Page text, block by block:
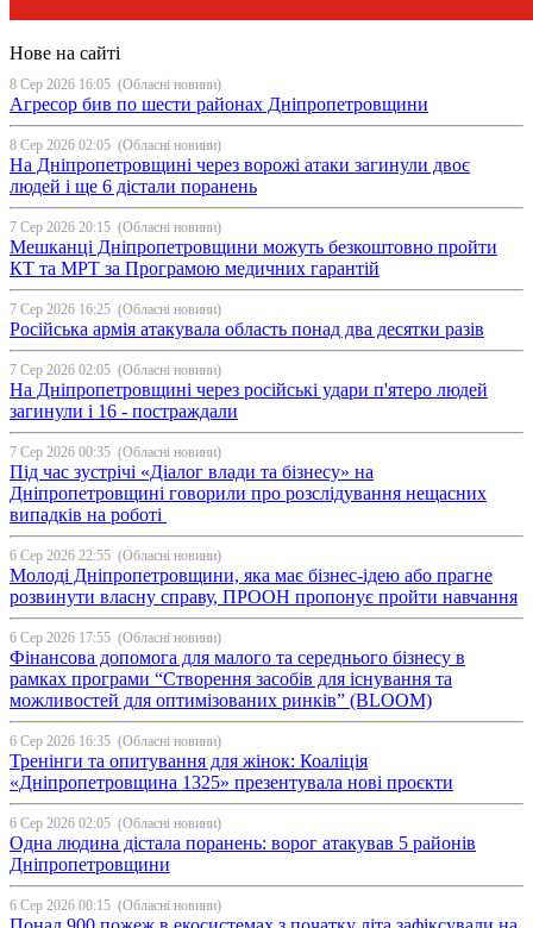
Нове на сайті
8 Сер 2026 16:05 (Обласні новини)
Агресор бив по шести районах Дніпропетровщини
8 Сер 2026 02:05 (Обласні новини)
На Дніпропетровщині через ворожі атаки загинули двоє
людей і ще 6 дістали поранень
7 Сер 2026 20:15 (Обласні новини)
Мешканці Дніпропетровщини можуть безкоштовно пройти
КТ та МРТ за Програмою медичних гарантій
7 Сер 2026 16:25 (Обласні новини)
Російська армія атакувала область понад два десятки разів
7 Сер 2026 02:05 (Обласні новини)
На Дніпропетровщині через російські удари п'ятеро людей
загинули і 16 - постраждали
7 Сер 2026 00:35 (Обласні новини)
Під час зустрічі «Діалог влади та бізнесу» на
Дніпропетровщині говорили про розслідування нещасних
випадків на роботі
6 Сер 2026 22:55 (Обласні новини)
Молоді Дніпропетровщини, яка має бізнес-ідею або прагне
розвинути власну справу, ПРООН пропонує пройти навчання
6 Сер 2026 17:55 (Обласні новини)
Фінансова допомога для малого та середнього бізнесу в
рамках програми “Створення засобів для існування та
можливостей для оптимізованих ринків” (BLOOM)
6 Сер 2026 16:35 (Обласні новини)
Тренінги та опитування для жінок: Коаліція
«Дніпропетровщина 1325» презентувала нові проєкти
6 Сер 2026 02:05 (Обласні новини)
Одна людина дістала поранень: ворог атакував 5 районів
Дніпропетровщини
6 Сер 2026 00:15 (Обласні новини)